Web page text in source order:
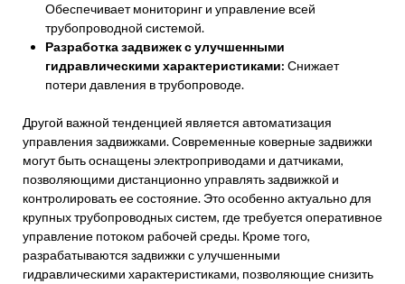
Обеспечивает мониторинг и управление всей
трубопроводной системой.
Разработка задвижек с улучшенными
гидравлическими характеристиками: Снижает
потери давления в трубопроводе.
Другой важной тенденцией является автоматизация
управления задвижками. Современные коверные задвижки
могут быть оснащены электроприводами и датчиками,
позволяющими дистанционно управлять задвижкой и
контролировать ее состояние. Это особенно актуально для
крупных трубопроводных систем, где требуется оперативное
управление потоком рабочей среды. Кроме того,
разрабатываются задвижки с улучшенными
гидравлическими характеристиками, позволяющие снизить